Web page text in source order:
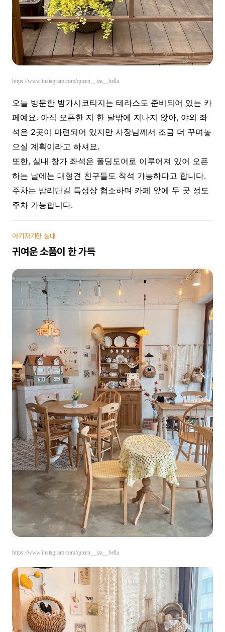
https://www.instagram.com/queen__iza__bella
오늘 방문한 밤가시코티지는 테라스도 준비되어 있는 카
페예요. 아직 오픈한 지 한 달밖에 지나지 않아, 야외 좌
석은 2곳이 마련되어 있지만 사장님께서 조금 더 꾸며놓
으실 계획이라고 하셔요.
또한, 실내 창가 좌석은 폴딩도어로 이루어져 있어 오픈
하는 날에는 대형견 친구들도 착석 가능하다고 합니다.
주차는 밤리단길 특성상 협소하며 카페 앞에 두 곳 정도
주차 가능합니다.
아기자기한 실내
귀여운 소품이 한 가득
https://www.instagram.com/queen__iza__bella